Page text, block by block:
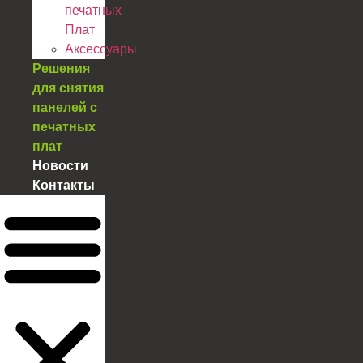
печатных
Плат
Аксессуары
Решения
для снятия
панелей с
печатных
плат
Новости
Контакты